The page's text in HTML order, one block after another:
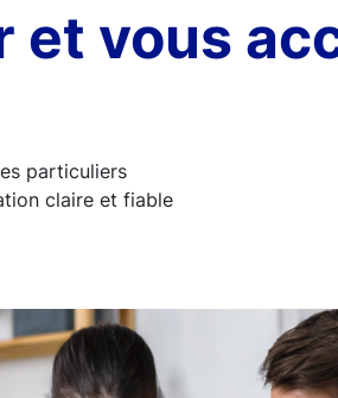
vous
particuliers
claire et fiable